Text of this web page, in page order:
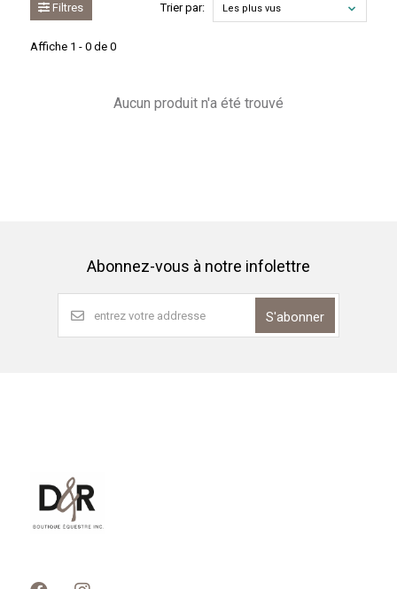
Filtres
Affiche 1 - 0 de 0
Trier par: Les plus vus
Aucun produit n'a été trouvé
Abonnez-vous à notre infolettre
S'abonner